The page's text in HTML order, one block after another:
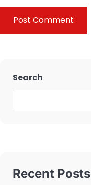
Search
Recent Posts